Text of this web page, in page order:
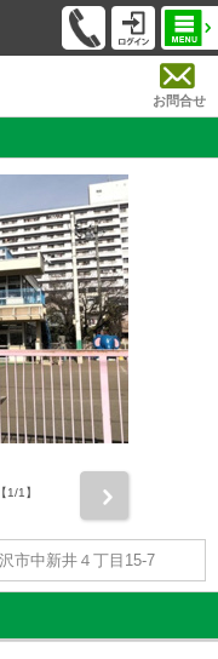
お問合せ
1/1】
市中新井４丁目15-7